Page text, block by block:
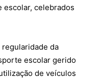
celebrados
da
escolar gerido
de veículos